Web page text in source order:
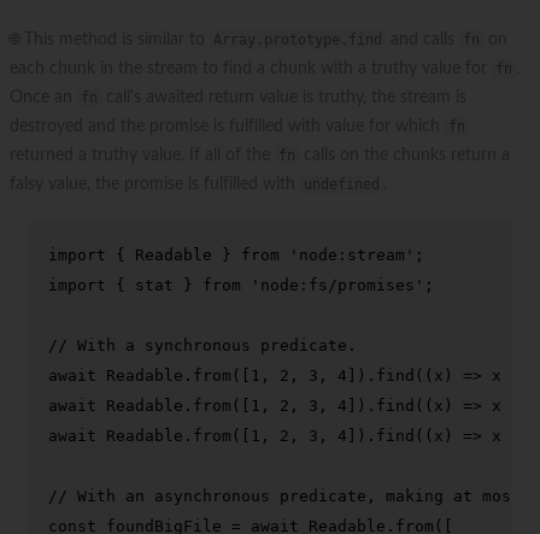
import { Readable } from 'node:stream'
import { stat } from 'node:fs/promises' ;
// With a synchronous predicate.
await
Readable . from ([ 1 , 2 , 3 , 4 ]). find ( ( x ) => x >
await
Readable . from ([ 1 , 2 , 3 , 4 ]). find ( ( x ) => x >
await
Readable . from ([ 1 , 2 , 3 , 4 ]). find ( ( x ) => x >
// With an asynchronous predicate, making at
const foundBigFile = await Readable . from ([